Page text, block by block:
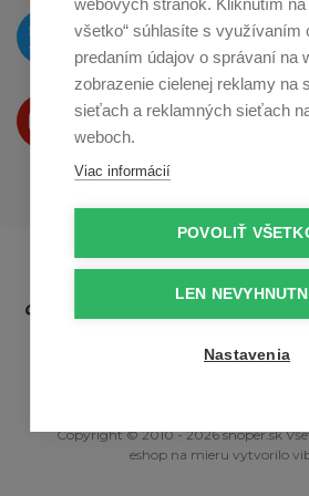
O novinkách píšeme
na Twitteri
Produkty Vám predstavujeme
naYoutube
Copyright © 2010 - 2026 snoper.sk
eshop na mieru vytvorilo
webových stránok. Kliknutím na
všetko“ súhlasíte s využívaním
predaním údajov o správaní na
zobrazenie cielenej reklamy na
sieťach a reklamných sieťach
weboch.
Viac informácií
POVOLIŤ
LEN
Nastavenia